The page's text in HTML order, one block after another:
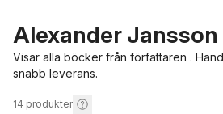
Alexander
Visar alla böcker från författaren .
snabb leverans.
14 produkter